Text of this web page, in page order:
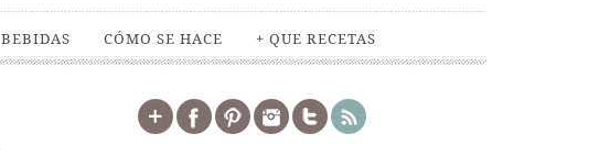
BEBIDAS CÓMO SE HACE + QUE RECETAS